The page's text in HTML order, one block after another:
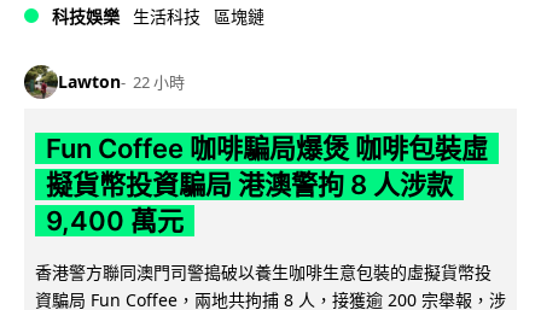
科技娛樂 生活科技 區塊鏈
Lawton 22 小時
Fun Coffee 咖啡騙局爆煲 咖啡包裝虛
擬貨幣投資騙局 港澳警拘 8 人涉款
9,400 萬元
香港警方聯同澳門司警搗破以養生咖啡生意包裝的虛擬貨幣投
資騙局 Fun Coffee，兩地共拘捕 8 人，接獲逾 200 宗舉報，涉